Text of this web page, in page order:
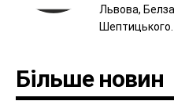
Львова,
Шептицького.
Більше новин